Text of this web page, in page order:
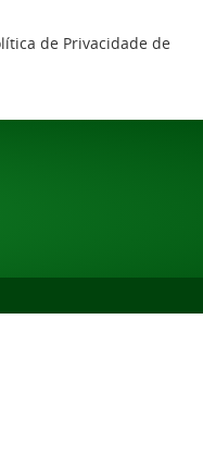
de Privacidade de